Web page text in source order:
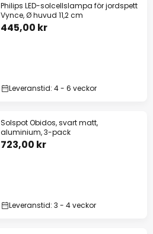
Philips LED-solcellslampa för jordspett
Vynce, Ø huvud 11,2 cm
445,00 kr
Leveranstid: 4 - 6 veckor
Solspot Obidos, svart matt,
aluminium, 3-pack
723,00 kr
Leveranstid: 3 - 4 veckor